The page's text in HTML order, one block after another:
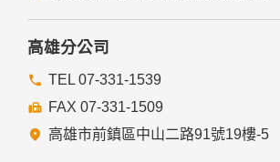
高雄分公司
TEL 07-331-1539
FAX 07-331-1509
高雄市前鎮區中山二路91號19樓-5